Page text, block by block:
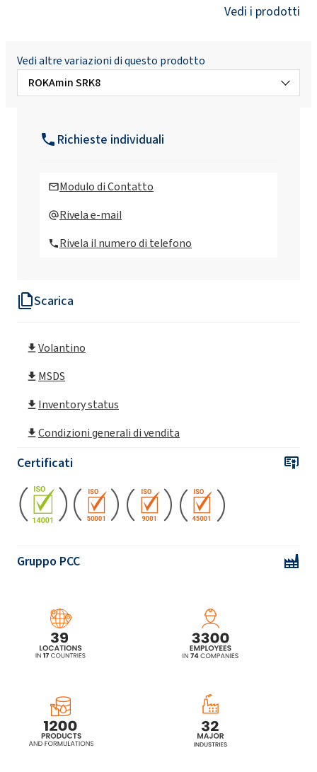
Scarica
Volantino
MSDS
Inventory status
Condizioni generali di vendita
Certificati
Gruppo PCC
Vedi i prodotti
Vedi altre variazioni di questo prodotto
ROKAmin SRK8
ROKAmin SR22 (C16-18 alchilammina)
ROKAmin SR8P4 (ammina alchilica C16-18)
alchilammina)
Richieste individuali
Modulo di Contatto
Rivela e-mail
Rivela il numero di telefono